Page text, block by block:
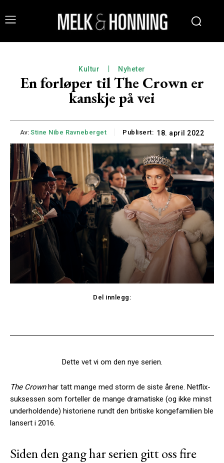
Kultur Nyheter
En forløper til The Crown er
kanskje på vei
Av: Stine Nibe Ravneberget Publisert: 18. april 2022
Del innlegg:
Dette vet vi om den nye serien.
The Crownhar tatt mange med storm de siste årene. Netflix-
suksessen som forteller de mange dramatiske (og ikke minst
underholdende) historiene rundt den britiske kongefamilien ble
lansert i 2016.
Siden den gang har serien gitt oss fire